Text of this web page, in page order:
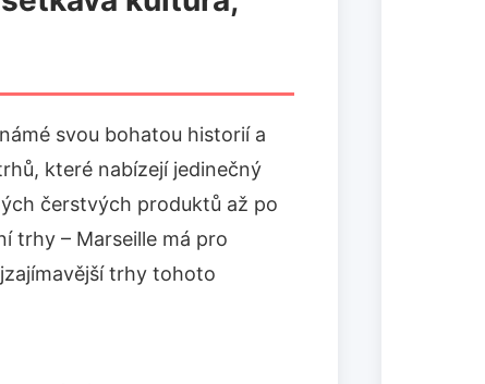
svou bohatou historií a
které nabízejí jedinečný
čerstvých produktů až po
trhy – Marseille má pro
trhy tohoto